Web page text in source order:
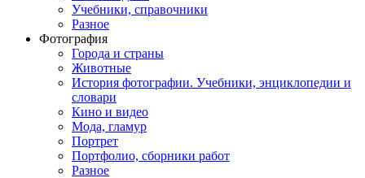
Учебники, справочники
Разное
Фотография
Города и страны
Животные
История фотографии. Учебники, энциклопедии и
словари
Кино и видео
Мода, гламур
Портрет
Портфолио, сборники работ
Разное